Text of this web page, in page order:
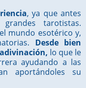
, ya que antes
tarotistas.
mundo esotérico y,
Desde bien
lo que le
ayudando a las
aportándoles su